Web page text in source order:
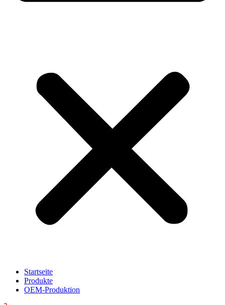
Startseite
Produkte
OEM-Produktion